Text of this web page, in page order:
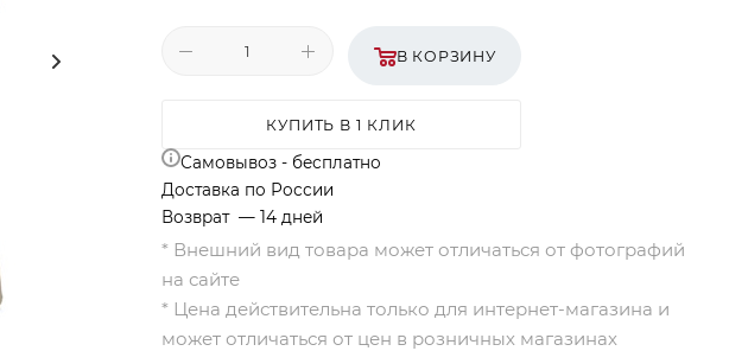
В КОРЗИНУ
КУПИТЬ В 1 КЛИК
Самовывоз - бесплатно
Доставка по России
Возврат — 14 дней
* Внешний вид товара может отличаться от фотографий
на сайте
* Цена действительна только для интернет-магазина и
может отличаться от цен в розничных магазинах